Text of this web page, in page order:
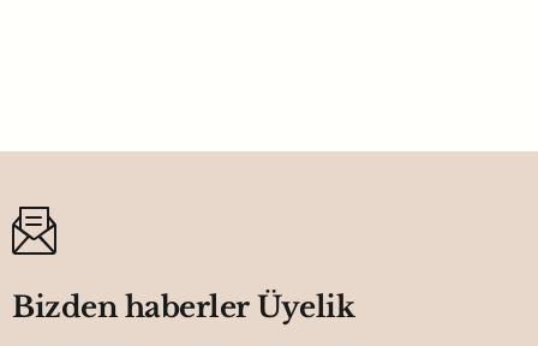
Bizden haberler Üyelik